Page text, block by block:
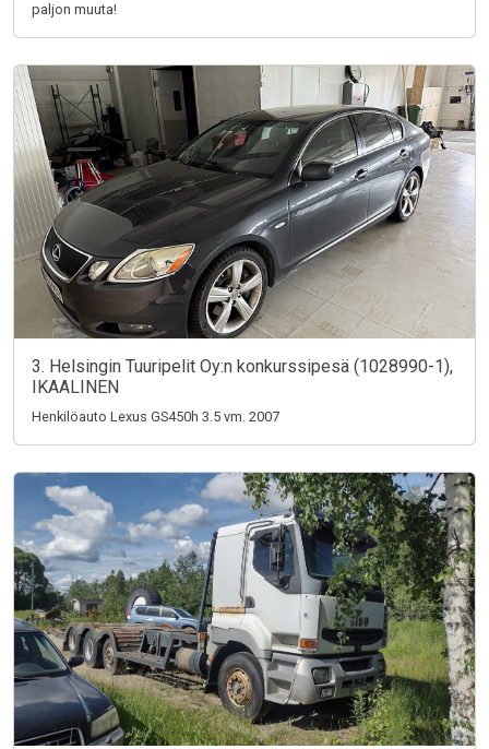
paljon muuta!
3. Helsingin Tuuripelit Oy:n konkurssipesä (1028990-1),
IKAALINEN
Henkilöauto Lexus GS450h 3.5 vm. 2007